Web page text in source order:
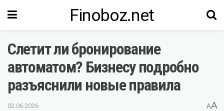
Finoboz.net
Слетит ли бронирование
автоматом? Бизнесу подробно
разъяснили новые правила
02.06.2026 AA